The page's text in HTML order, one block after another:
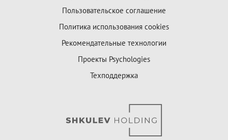
Пользовательское соглашение
Политика использования cookies
Рекомендательные технологии
Проекты Psychologies
Техподдержка